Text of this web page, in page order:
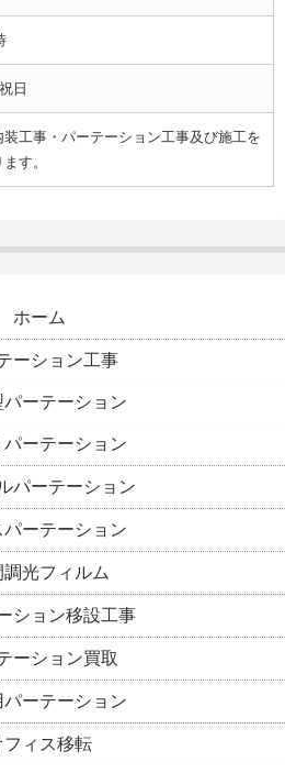
日
装工事・パーテーション工事及び施工を
す。
ホーム
ーション工事
パーテーション
パーテーション
パーテーション
パーテーション
調光フィルム
ション移設工事
ーション買取
パーテーション
フィス移転